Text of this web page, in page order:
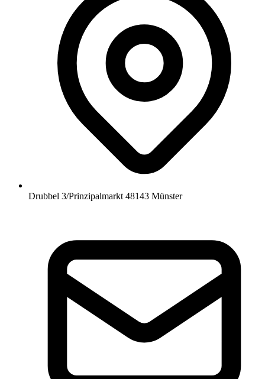
Drubbel 3/Prinzipalmarkt 48143 Münster